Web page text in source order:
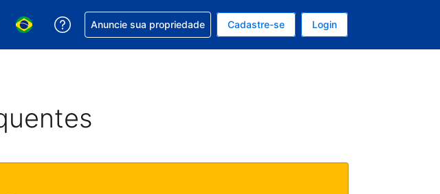
sua moeda. Atualmente, sua moeda é: Dólar americano
Escolha seu idioma. Atualmente, seu idioma é: Português (Brasil)
Receber ajuda com sua reserva
Anuncie sua propriedade Cadastre-se Login